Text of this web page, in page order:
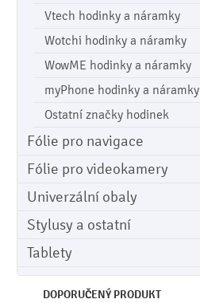
Vtech hodinky a náramky
Wotchi hodinky a náramky
WowME hodinky a náramky
myPhone hodinky a náramky
Ostatní značky hodinek
Fólie pro navigace
Fólie pro videokamery
Univerzální obaly
Stylusy a ostatní
Tablety
DOPORUČENÝ PRODUKT